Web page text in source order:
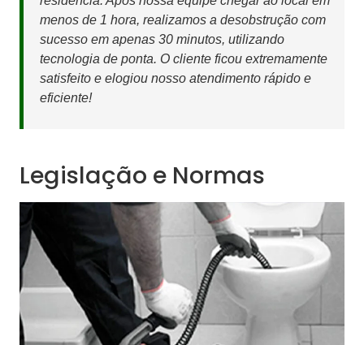
menos de 1 hora, realizamos a desobstrução com
sucesso em apenas 30 minutos, utilizando
tecnologia de ponta. O cliente ficou extremamente
satisfeito e elogiou nosso atendimento rápido e
eficiente!
Legislação e Normas